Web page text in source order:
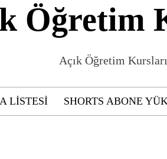
Öğretim
Açık Öğretim Kursları
LISTESI SHORTS ABONE